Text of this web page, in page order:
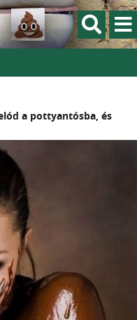
a pottyantósba, és